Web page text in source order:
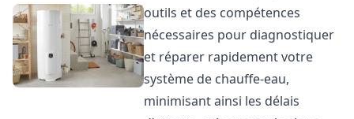
outils et des compétences
nécessaires pour diagnostiquer
et réparer rapidement votre
système de chauffe-eau,
minimisant ainsi les délais